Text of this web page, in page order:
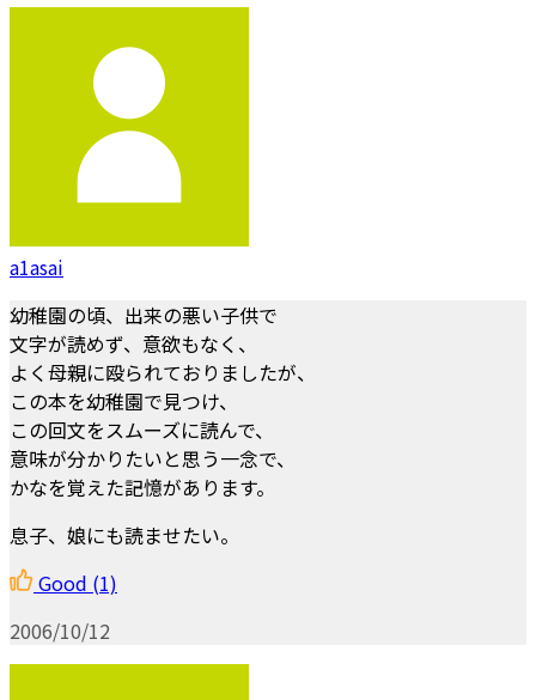
a1asai
幼稚園の頃、出来の悪い子供で
文字が読めず、意欲もなく、
よく母親に殴られておりましたが、
この本を幼稚園で見つけ、
この回文をスムーズに読んで、
意味が分かりたいと思う一念で、
かなを覚えた記憶があります。
息子、娘にも読ませたい。
Good (1)
2006/10/12